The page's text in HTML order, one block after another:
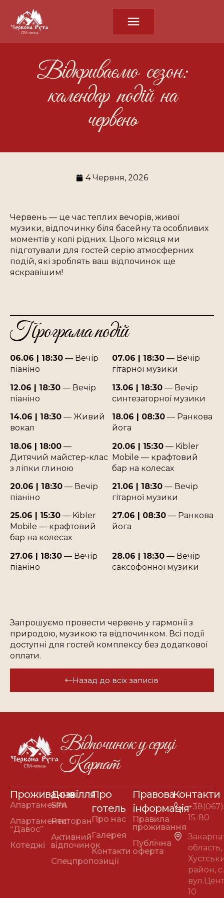
Відкриваємо сезон:
календар подій на
червень
4 Червня, 2026
Червень — це час теплих вечорів, живої
музики, відпочинку біля басейну та особливих
моментів у колі рідних. Цього місяця ми
підготували для гостей серію атмосферних
подій, які зроблять ваш відпочинок ще
яскравішим!
Програма подій
06.06 | 18:30 — Вечір
піаніно
07.06 | 18:30— Вечір
гітарної музики
12.06 | 18:30 — Вечір
піаніно
13.06 | 18:30— Вечір
синтезаторної музики
14.06 | 18:30 — Живий
вокал
18.06 | 08:30— Ранкова
йога
18.06 | 18:00 —
Дитячий майстер-клас
з ліпки глиною
20.06 | 15:30— Kibler
Mobile — крафтовий
бар на колесах
20.06 | 18:30 — Вечір
піаніно
21.06 | 18:30— Вечір
гітарної музики
25.06 | 15:30 — Kibler
Mobile — крафтовий
бар на колесах
27.06 | 08:30— Ранкова
йога
27.06 | 18:30 — Вечір
піаніно
28.06 | 18:30— Вечір
саксофонної музики
Запрошуємо провести червень у гармонії з
природою, музикою та відпочинком. Всі події
доступні для гостей комплексу без додаткової
оплати.
Назад до всіх записів
Відпочинок у серці
Карпат
Проживання
Апартаменти
Апартаменти
“Давос”
Котеджі
Дозвілля
SPA
Ресторан
Активний
відпочинок
Спецпропозиції
Про
готель
Про нас
Галерея
Контакти
Правова
інформація
Правила
проживання
Публічна
оферта
Контакти
15-80
область,
район,
10